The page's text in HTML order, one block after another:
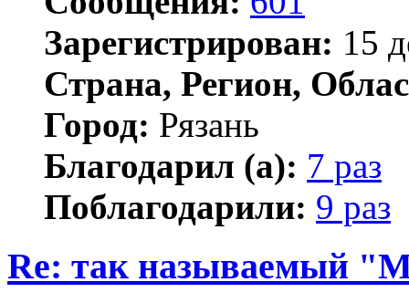
Зарегистрирован: 15
Страна, Регион,
Город: Рязань
Благодарил (а): 7 раз
Поблагодарили: 9 раз
Re: так называемый